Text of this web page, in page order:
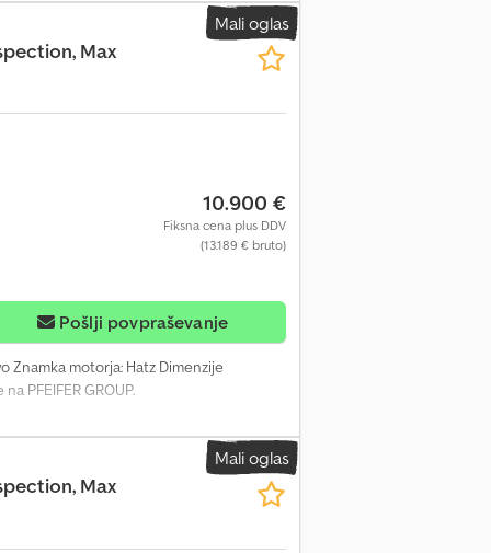
Mali oglas
Max
10.900 €
Fiksna cena plus DDV
(13.189 € bruto)
Pošlji povpraševanje
Znamka motorja: Hatz Dimenzije
PFEIFER GROUP.
Mali oglas
Max